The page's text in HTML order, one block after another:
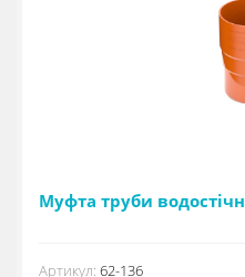
Муфта труби
Артикул: 62-136